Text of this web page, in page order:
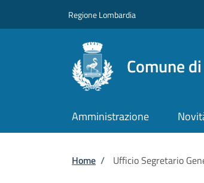
Regione Lombardia
Comune
Amministrazione
Briciole di
Home / Ufficio Segretario